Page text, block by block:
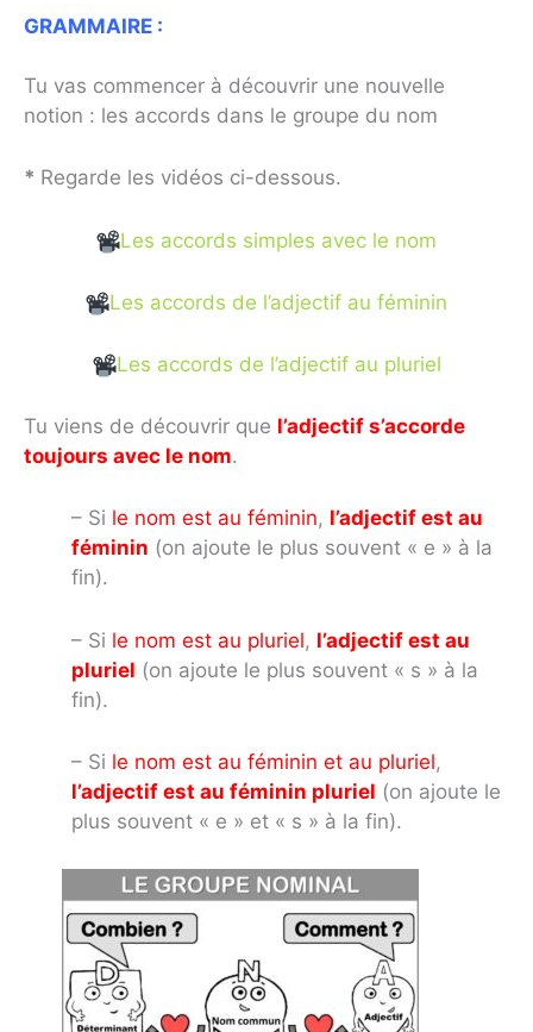
GRAMMAIRE :
Tu vas commencer à découvrir une nouvelle
notion : les accords dans le groupe du nom
* Regarde les vidéos ci-dessous.
Les accords simples avec le nom
Les accords de l’adjectif au féminin
Les accords de l’adjectif au pluriel
Tu viens de découvrir que l’adjectif s’accorde
toujours avec le nom.
– Si le nom est au féminin, l’adjectif est au
féminin (on ajoute le plus souvent « e » à la
fin).
– Si le nom est au pluriel, l’adjectif est au
pluriel (on ajoute le plus souvent « s » à la
fin).
– Si le nom est au féminin et au pluriel,
l’adjectif est au féminin pluriel (on ajoute le
plus souvent « e » et « s » à la fin).